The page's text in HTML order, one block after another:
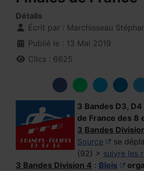
Détails
Écrit par : Marchisseau
Publié le : 13 Mai 2019
Clics : 6625
3 Bandes D3,
de France des 8
3 Bandes
Source
se
(92) > suivre les
3 Bandes Division 4 : Blois